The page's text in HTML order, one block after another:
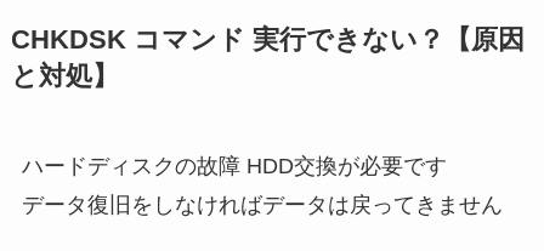
CHKDSK コマンド 実行できない？【原因
と対処】
ハードディスクの故障 HDD交換が必要です
データ復旧をしなければデータは戻ってきません